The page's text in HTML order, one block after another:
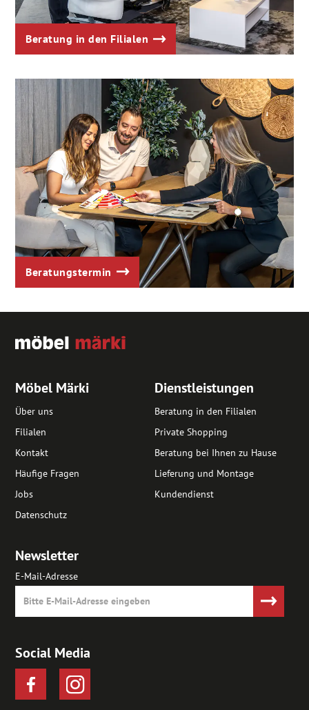
Beratung in den Filialen
Beratungstermin
Möbel Märki
Über uns
Filialen
Kontakt
Häufige Fragen
Jobs
Datenschutz
Dienstleistungen
Beratung in den Filialen
Private Shopping
Beratung bei Ihnen zu Hause
Lieferung und Montage
Kundendienst
Newsletter
E-Mail-Adresse
Social Media